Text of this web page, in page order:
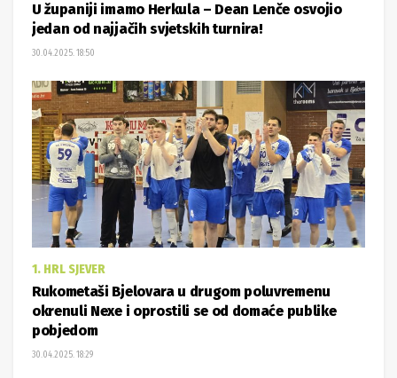
U županiji imamo Herkula – Dean Lenče osvojio
jedan od najjačih svjetskih turnira!
30.04.2025. 18:50
1. HRL SJEVER
Rukometaši Bjelovara u drugom poluvremenu
okrenuli Nexe i oprostili se od domaće publike
pobjedom
30.04.2025. 18:29